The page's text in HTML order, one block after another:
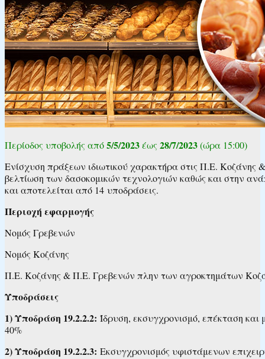
Περίοδος υποβολής από5/5/2023έως 28/7/2023(ώρα 15:00)
Ενίσχυση πράξεων ιδιωτικού χαρακτήρα στις Π.Ε. Κοζάνης
βελτίωση των δασοκομικών τεχνολογιών καθώς και στην
και αποτελείται από 14 υποδράσεις.
Περιοχή εφαρμογής
Νομός Γρεβενών
Νομός Κοζάνης
Π.Ε. Κοζάνης & Π.Ε. Γρεβενών πλην των αγροκτημάτων
Υποδράσεις
1) Υποδράση 19.2.2.2: Ίδρυση, εκσυγχρονισμό, επέκταση
40%
2) Υποδράση 19.2.2.3: Εκσυγχρονισμός υφιστάμενων